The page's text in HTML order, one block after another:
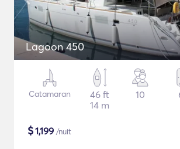
Lagoon 450
Catamaran
46 ft
14 m
10
$1,199 /nuit